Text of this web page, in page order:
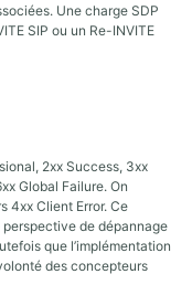
Une charge SDP
SIP ou un Re-INVITE
2xx Success, 3xx
Global Failure. On
4xx Client Error. Ce
de dépannage
que l’implémentation
des concepteurs